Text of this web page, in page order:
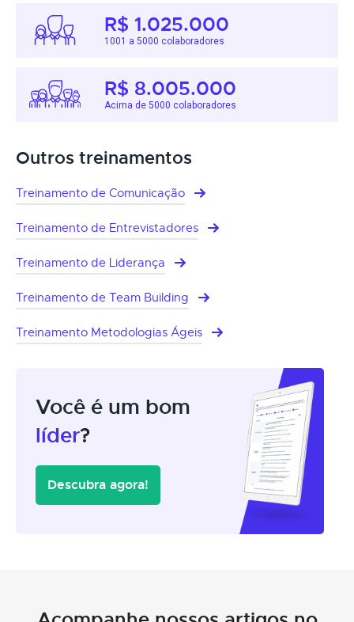
R$ 1.025.000
1001 a 5000 colaboradores
R$ 8.005.000
Acima de 5000 colaboradores
Outros treinamentos
Treinamento de Comunicação
Treinamento de Entrevistadores
Treinamento de Liderança
Treinamento de Team Building
Treinamento Metodologias Ágeis
Você é um bom
líder?
Descubra agora!